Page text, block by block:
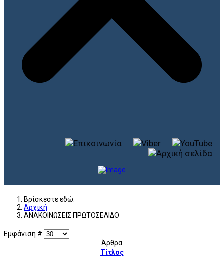
Βρίσκεστε εδώ:
Αρχική
ΑΝΑΚΟΙΝΩΣΕΙΣ ΠΡΩΤΟΣΕΛΙΔΟ
Εμφάνιση #
Άρθρα
Τίτλος